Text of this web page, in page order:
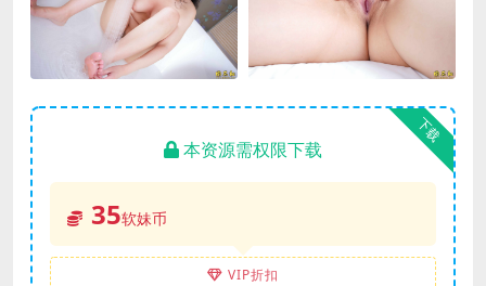
下载
本资源需权限下载
35软妹币
VIP折扣